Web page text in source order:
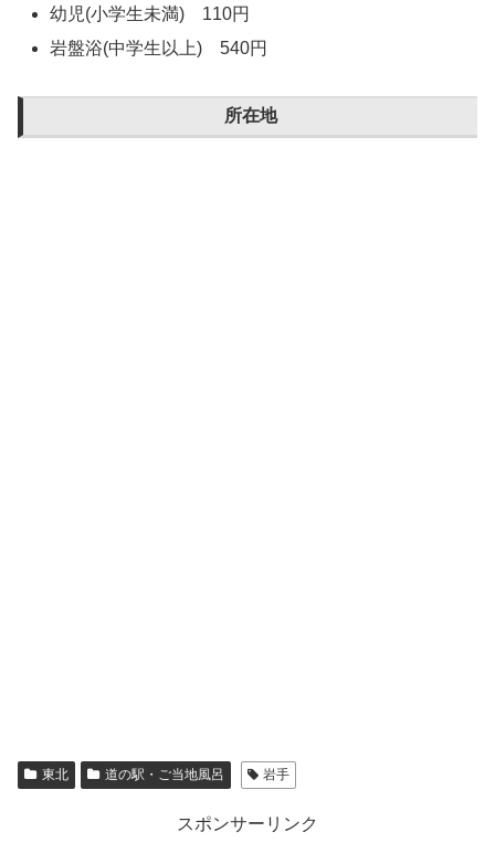
幼児(小学生未満) 110円
岩盤浴(中学生以上) 540円
所在地
東北 道の駅・ご当地風呂 岩手
スポンサーリンク